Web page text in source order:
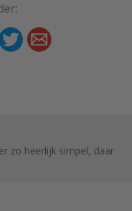
zo heerlijk simpel, daar